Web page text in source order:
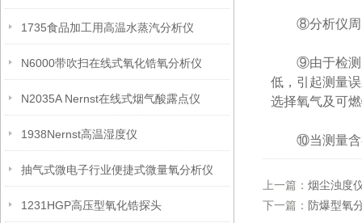
1735食品加工用高温水蒸汽分析仪
N6000带吹扫在线式氧化锆氧分析仪
N2035A Nernst在线式烟气酸露点仪
1938Nernst高温湿度仪
抽气式微电子行业便捷式微量氧分析仪
1231HGP高压型氧化锆探头
⑧分析仪周围
⑨由于检测是
低，引起测量
选择氧气及可
⑩当测量含有
上一篇： 烟尘浊度
下一篇： 防爆型氧